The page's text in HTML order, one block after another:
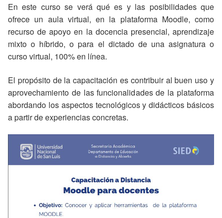
En este curso se verá qué es y las posibilidades que
ofrece un aula virtual, en la plataforma Moodle, como
recurso de apoyo en la docencia presencial, aprendizaje
mixto o híbrido, o para el dictado de una asignatura o
curso virtual, 100% en línea.
El propósito de la capacitación es contribuir al buen uso y
aprovechamiento de las funcionalidades de la plataforma
abordando los aspectos tecnológicos y didácticos básicos
a partir de experiencias concretas.